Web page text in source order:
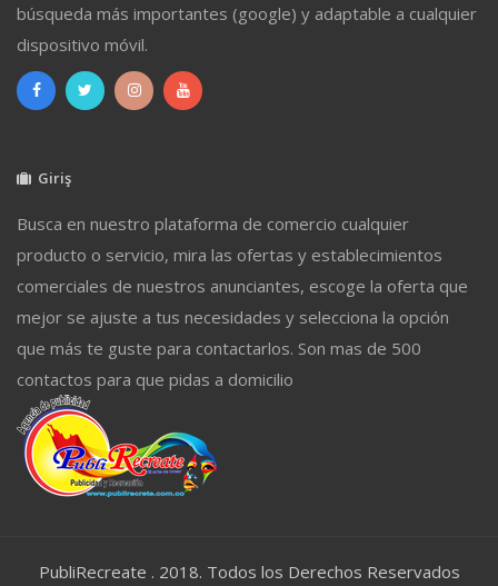
búsqueda más importantes (google) y adaptable a cualquier
dispositivo móvil.
Giriş
Busca en nuestro plataforma de comercio cualquier
producto o servicio, mira las ofertas y establecimientos
comerciales de nuestros anunciantes, escoge la oferta que
mejor se ajuste a tus necesidades y selecciona la opción
que más te guste para contactarlos. Son mas de 500
contactos para que pidas a domicilio
PubliRecreate . 2018. Todos los Derechos Reservados